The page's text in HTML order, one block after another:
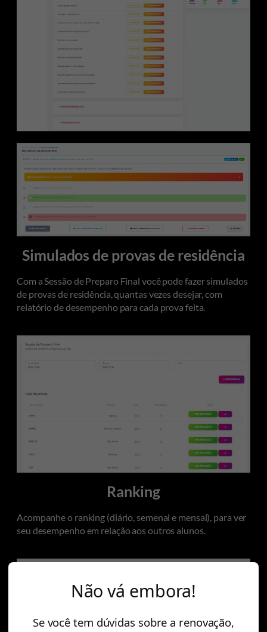
Não vá embora!
Se você tem dúvidas sobre a renovação,
Simulados de provas de residência
Com a Sessão de Preparo Final você pode fazer simulados
de provas de residência, quantas vezes desejar, com
relatório de desempenho para cada prova feita.
Ranking
Acompanhe o ranking (diário, semenal e mensal), para ver
seu desempenho em relação aos outros alunos.